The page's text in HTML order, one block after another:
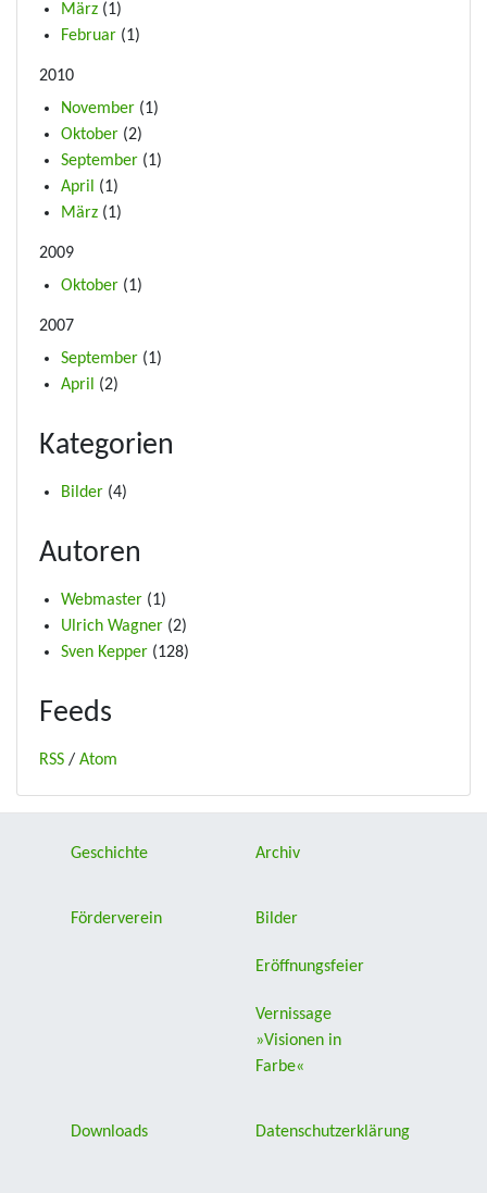
März (1)
Februar (1)
2010
November (1)
Oktober (2)
September (1)
April (1)
März (1)
2009
Oktober (1)
2007
September (1)
April (2)
Kategorien
Bilder (4)
Autoren
Webmaster (1)
Ulrich Wagner (2)
Sven Kepper (128)
Feeds
RSS / Atom
Geschichte Archiv
Förderverein Bilder
Eröffnungsfeier
Vernissage
»Visionen in
Farbe«
Downloads Datenschutzerklärung